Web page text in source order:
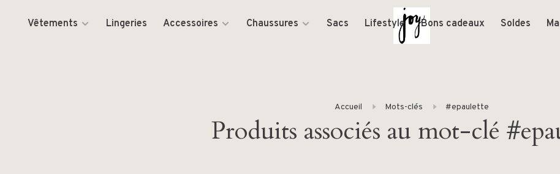
Vêtements Lingeries Accessoires Chaussures Sacs Lifestyle Bons cadeaux Soldes
Accueil Mots-clés #epaulette
Produits associés au mot-clé